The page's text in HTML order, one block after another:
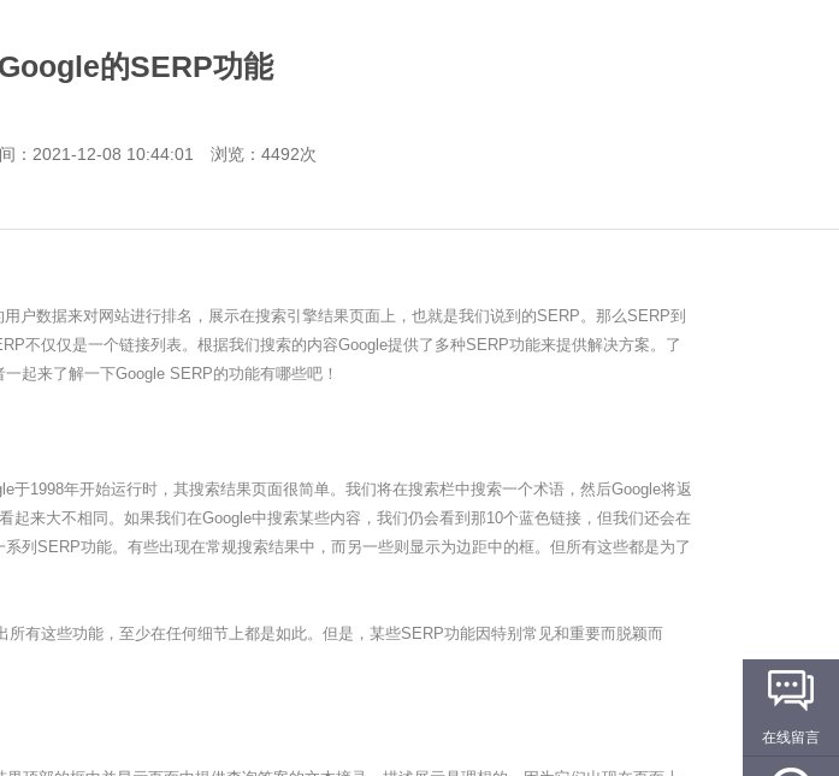
的SERP功能
：2021-12-08 10:44:01 浏览：4492次
数据来对网站进行排名，展示在搜索引擎结果页面上，也就是我们说到的SERP。那么SERP到
不仅仅是一个链接列表。根据我们搜索的内容Google提供了多种SERP功能来提供解决方案。了
起来了解一下Google SERP的功能有哪些吧！
1998年开始运行时，其搜索结果页面很简单。我们将在搜索栏中搜索一个术语，然后Google将返
来大不相同。如果我们在Google中搜索某些内容，我们仍会看到那10个蓝色链接，但我们还会在
列SERP功能。有些出现在常规搜索结果中，而另一些则显示为边距中的框。但所有这些都是为了
有这些功能，至少在任何细节上都是如此。但是，某些SERP功能因特别常见和重要而脱颖而
在线留言